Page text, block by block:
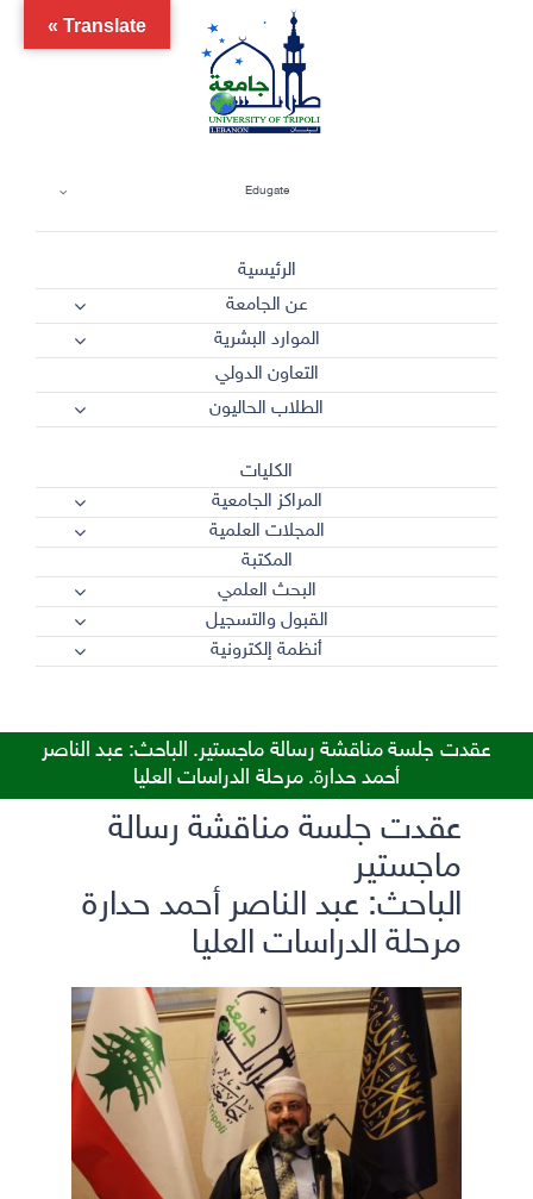
Edugate
الرئيسية
عن الجامعة
الموارد البشرية
التعاون الدولي
الطلاب الحاليون
الكليات
المراكز الجامعية
المجلات العلمية
المكتبة
البحث العلمي
القبول والتسجيل
أنظمة إلكترونية
عقدت جلسة مناقشة رسالة ماجستير. الباحث: عبد الناصر
أحمد حدارة. مرحلة الدراسات العليا
عقدت جلسة مناقشة رسالة
ماجستير
الباحث: عبد الناصر أحمد حدارة
مرحلة الدراسات العليا
Translate »